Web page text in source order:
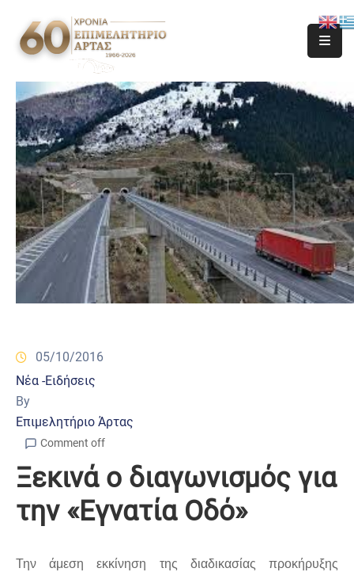
05/10/2016
Νέα -Ειδήσεις
By
Επιμελητήριο Άρτας
Comment off
Ξεκινά ο διαγωνισμός για
την «Εγνατία Οδό»
Την άμεση εκκίνηση της διαδικασίας προκήρυξης